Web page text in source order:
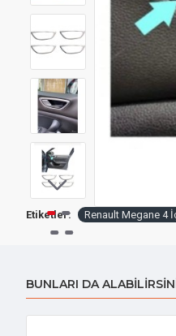
Etiketler: Renault Megane 4
BUNLARI DA